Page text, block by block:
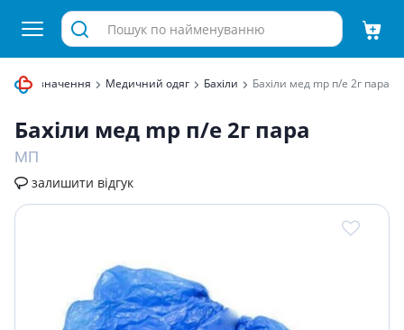
призначення Медичний одяг Бахіли Бахiли мед mp п/е 2г пара
Бахiли мед mp п/е 2г пара
МП
залишити відгук